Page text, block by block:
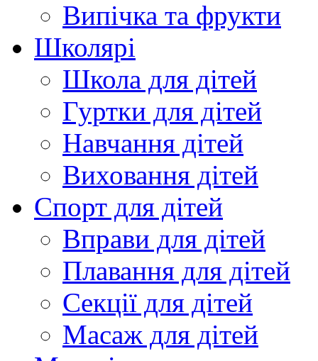
Випічка та фрукти
Школярі
Школа для дітей
Гуртки для дітей
Навчання дітей
Виховання дітей
Спорт для дітей
Вправи для дітей
Плавання для дітей
Секції для дітей
Масаж для дітей